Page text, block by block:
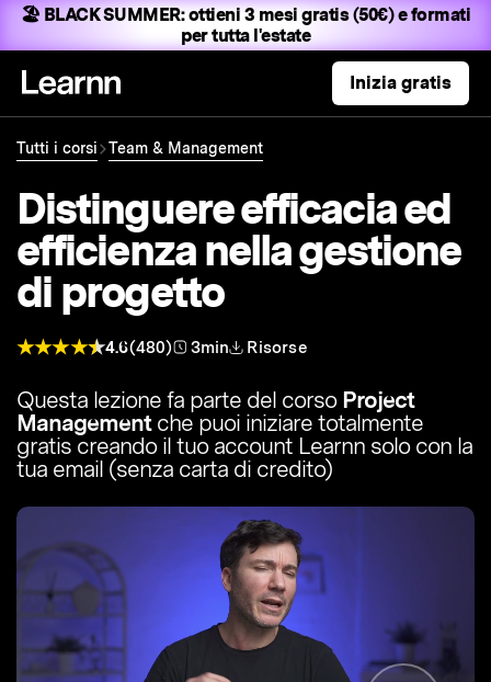
🏖️ BLACK SUMMER:ottieni 3 mesi gratis (50€) e formati
per tutta l'estate
Inizia gratis
Tutti i corsi Team & Management
Distinguere efficacia ed
efficienza nella gestione
di progetto
4.6(480) 3min Risorse
Questa lezione fa parte del corso Project
Managementche puoi iniziare totalmente
gratis creando il tuo account Learnn solo con la
tua email (senza carta di credito)